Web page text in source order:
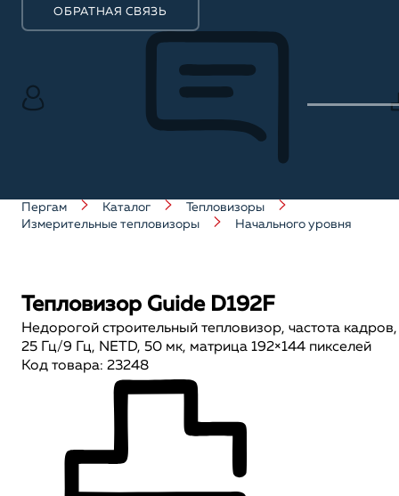
ОБРАТНАЯ СВЯЗЬ
Пергам Каталог
Тепловизоры
Измерительные тепловизоры
Начального уровня
Тепловизор Guide D192F
Недорогой строительный тепловизор, частота кадров,
25 Гц/9 Гц, NETD, 50 мк, матрица 192×144 пикселей
Код товара: 23248